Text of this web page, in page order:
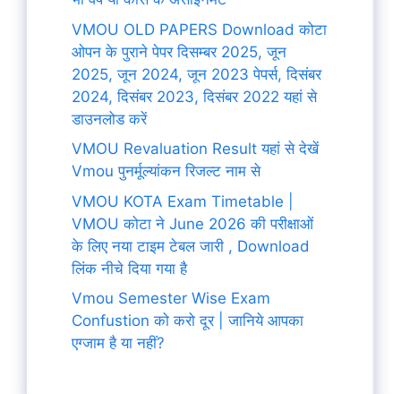
VMOU OLD PAPERS Download कोटा
ओपन के पुराने पेपर दिसम्बर 2025, जून
2025, जून 2024, जून 2023 पेपर्स, दिसंबर
2024, दिसंबर 2023, दिसंबर 2022 यहां से
डाउनलोड करें
VMOU Revaluation Result यहां से देखें
Vmou पुनर्मूल्यांकन रिजल्ट नाम से
VMOU KOTA Exam Timetable |
VMOU कोटा ने June 2026 की परीक्षाओं
के लिए नया टाइम टेबल जारी , Download
लिंक नीचे दिया गया है
Vmou Semester Wise Exam
Confustion को करो दूर | जानिये आपका
एग्जाम है या नहीं?